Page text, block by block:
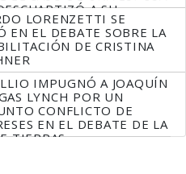
A SU
LORENZETTI SE
EN EL DEBATE SOBRE LA
DE CRISTINA
IMPUGNÓ A JOAQUÍN
LYNCH POR UN
CONFLICTO DE
EN EL DEBATE DE LA
TIERRAS